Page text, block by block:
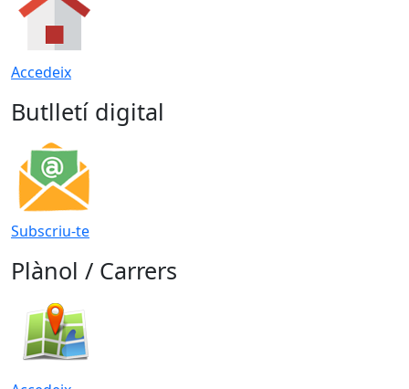
Accedeix
Butlletí digital
Subscriu-te
Plànol / Carrers